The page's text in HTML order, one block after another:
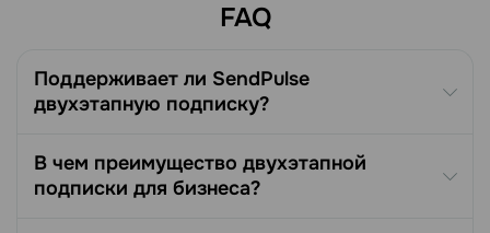
FAQ
Поддерживает ли SendPulse
двухэтапную подписку?
В чем преимущество двухэтапной
подписки для бизнеса?